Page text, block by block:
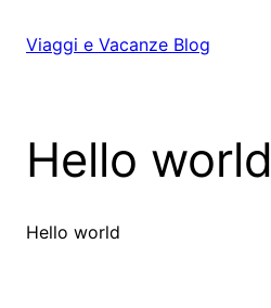
Viaggi e Vacanze Blog
Hello world
Hello world